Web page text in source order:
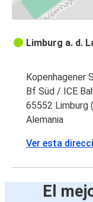
Limburg a. d.
Kopenhagener
Bf Süd / ICE
65552 Limburg
Alemania
Ver esta
El